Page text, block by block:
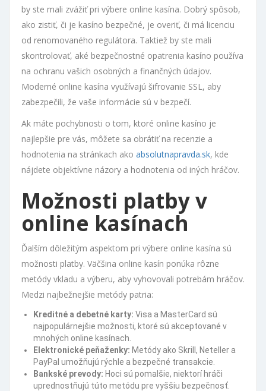
by ste mali zvážiť pri výbere online kasína. Dobrý spôsob,
ako zistiť, či je kasíno bezpečné, je overiť, či má licenciu
od renomovaného regulátora. Taktiež by ste mali
skontrolovať, aké bezpečnostné opatrenia kasíno používa
na ochranu vašich osobných a finančných údajov.
Moderné online kasína využívajú šifrovanie SSL, aby
zabezpečili, že vaše informácie sú v bezpečí.
Ak máte pochybnosti o tom, ktoré online kasíno je
najlepšie pre vás, môžete sa obrátiť na recenzie a
hodnotenia na stránkach ako absolutnapravda.sk, kde
nájdete objektívne názory a hodnotenia od iných hráčov.
Možnosti platby v
online kasínach
Ďalším dôležitým aspektom pri výbere online kasína sú
možnosti platby. Väčšina online kasín ponúka rôzne
metódy vkladu a výberu, aby vyhovovali potrebám hráčov.
Medzi najbežnejšie metódy patria:
Kreditné a debetné karty: Visa a MasterCard sú
najpopulárnejšie možnosti, ktoré sú akceptované v
mnohých online kasínach.
Elektronické peňaženky: Metódy ako Skrill, Neteller a
PayPal umožňujú rýchle a bezpečné transakcie.
Bankské prevody: Hoci sú pomalšie, niektorí hráči
uprednostňujú túto metódu pre vyššiu bezpečnosť.